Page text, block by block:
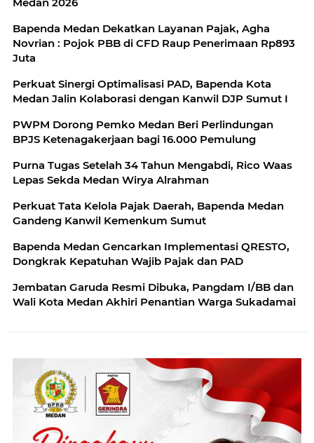
Bapenda Medan Dekatkan Layanan Pajak, Agha
Novrian : Pojok PBB di CFD Raup Penerimaan Rp893
Juta
Perkuat Sinergi Optimalisasi PAD, Bapenda Kota
Medan Jalin Kolaborasi dengan Kanwil DJP Sumut I
PWPM Dorong Pemko Medan Beri Perlindungan
BPJS Ketenagakerjaan bagi 16.000 Pemulung
Purna Tugas Setelah 34 Tahun Mengabdi, Rico Waas
Lepas Sekda Medan Wirya Alrahman
Perkuat Tata Kelola Pajak Daerah, Bapenda Medan
Gandeng Kanwil Kemenkum Sumut
Bapenda Medan Gencarkan Implementasi QRESTO,
Dongkrak Kepatuhan Wajib Pajak dan PAD
Jembatan Garuda Resmi Dibuka, Pangdam I/BB dan
Wali Kota Medan Akhiri Penantian Warga Sukadamai